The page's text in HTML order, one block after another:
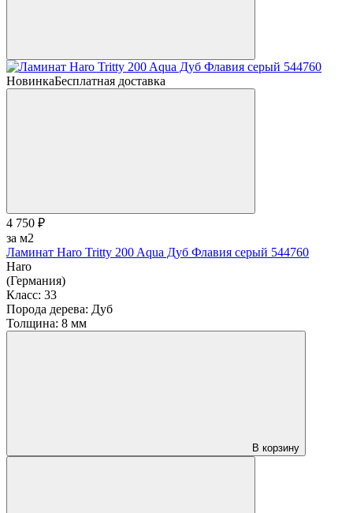
НовинкаБесплатная доставка
4 750 ₽
за м2
Ламинат Haro Tritty 200 Aqua Дуб Флавия серый 544760
Haro
(Германия)
Класс: 33
Порода дерева: Дуб
Толщина: 8 мм
В корзину